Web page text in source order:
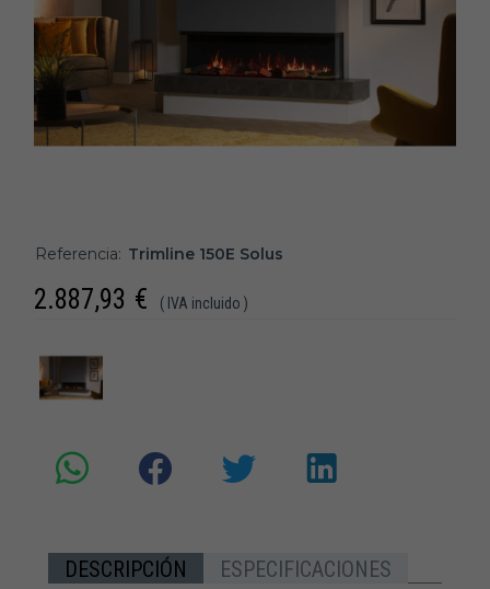
Referencia: Trimline 150E Solus
2.887,93 € ( IVA incluido )
DESCRIPCIÓN ESPECIFICACIONES